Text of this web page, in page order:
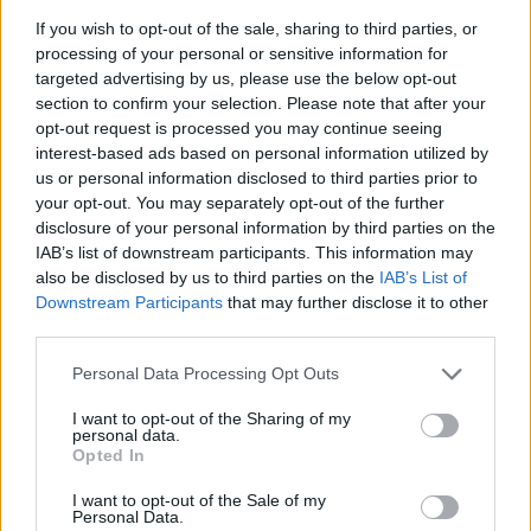
If you wish to opt-out of the sale, sharing to third parties, or
processing of your personal or sensitive information for
targeted advertising by us, please use the below opt-out
section to confirm your selection. Please note that after your
opt-out request is processed you may continue seeing
interest-based ads based on personal information utilized by
us or personal information disclosed to third parties prior to
your opt-out. You may separately opt-out of the further
disclosure of your personal information by third parties on the
IAB’s list of downstream participants. This information may
also be disclosed by us to third parties on the IAB’s List of
Downstream Participants that may further disclose it to other
Please note that this website/app uses one or more Google
not limited to your visit or usage behaviour. You may click to
grant or deny consent to Google and its third-party tags to
use your data for below specified purposes in below Google
consent section.
Personal Data Processing Opt Outs
I want to opt-out of the Sharing of my
personal data.
Opted In
I want to opt-out of the Sale of my
Personal Data.
ενώ κάλεσαν την ΕΛΑΣ και το ΕΚΑΒ. Ένας από
αυτούς συγκράτησε και τον αριθμό κυκλοφορίας
του αυτοκινήτου που ήταν σουηδικός κι έτσι
μάθαμε ότι ανήκει στον συγκεκριμένο γιατρό και
τον οποίον έχω αναγνωρίσει από τις
φωτογραφίες», συμπληρώνει.